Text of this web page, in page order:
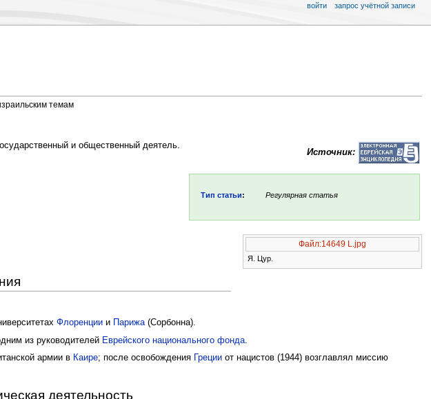
темам
Источник:
Тип статьи: Регулярная статья
Файл:14649 L.jpg
Я. Цур.
и общественный деятель.
Флоренции и Парижа(Сорбонна).
из руководителей Еврейского национального фонда
армии в Каире; после освобождения Греции от нацистов (1944) возглавлял миссию
деятельность
войти запрос учётной записи